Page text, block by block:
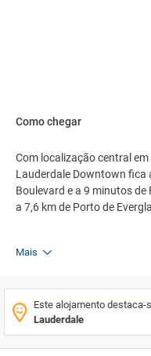
Como chegar
Com localização central
Lauderdale Downtown fica
Boulevard e a 9 minutos
a 7,6 km de Porto de
Mais
Este alojamento destaca-
Lauderdale